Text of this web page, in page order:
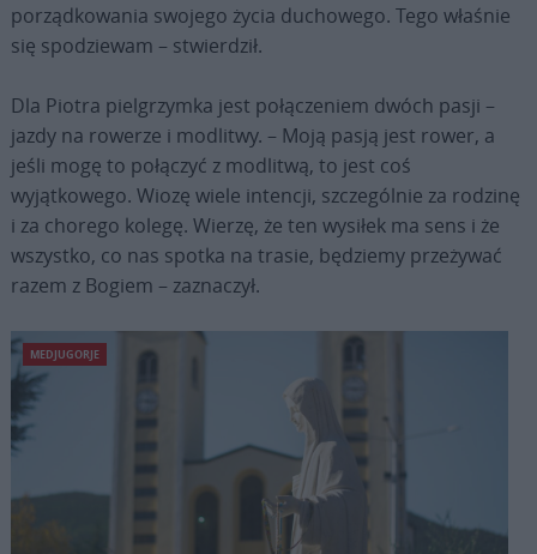
porządkowania swojego życia duchowego. Tego właśnie
się spodziewam – stwierdził.
Dla Piotra pielgrzymka jest połączeniem dwóch pasji –
jazdy na rowerze i modlitwy. – Moją pasją jest rower, a
jeśli mogę to połączyć z modlitwą, to jest coś
wyjątkowego. Wiozę wiele intencji, szczególnie za rodzinę
i za chorego kolegę. Wierzę, że ten wysiłek ma sens i że
wszystko, co nas spotka na trasie, będziemy przeżywać
razem z Bogiem – zaznaczył.
MEDJUGORJE